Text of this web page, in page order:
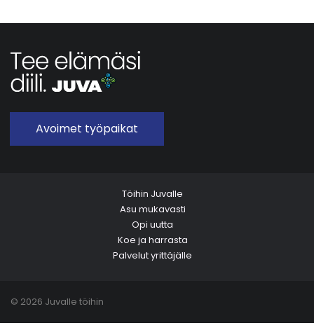
Avoimet työpaikat
Töihin Juvalle
Asu mukavasti
Opi uutta
Koe ja harrasta
Palvelut yrittäjälle
© 2026 Juvalle töihin